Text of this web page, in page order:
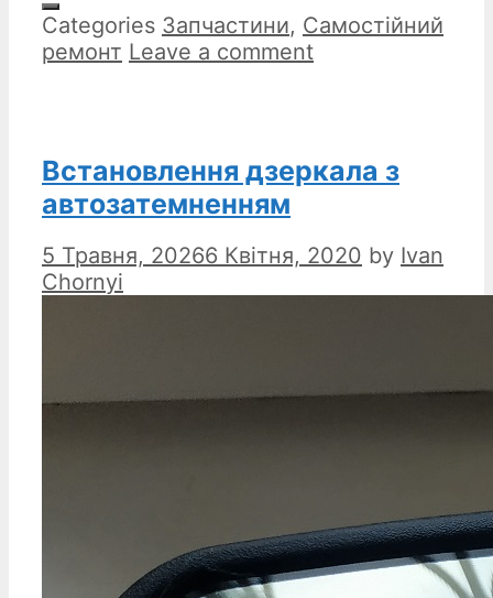
Categories Запчастини, Самостійний
ремонт Leave a comment
Встановлення дзеркала з
автозатемненням
5 Травня, 20266 Квітня, 2020 by Ivan
Chornyi